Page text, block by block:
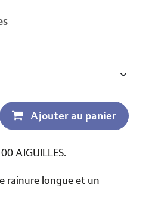
Ajouter au panier
AIGUILLES.
rainure longue et un